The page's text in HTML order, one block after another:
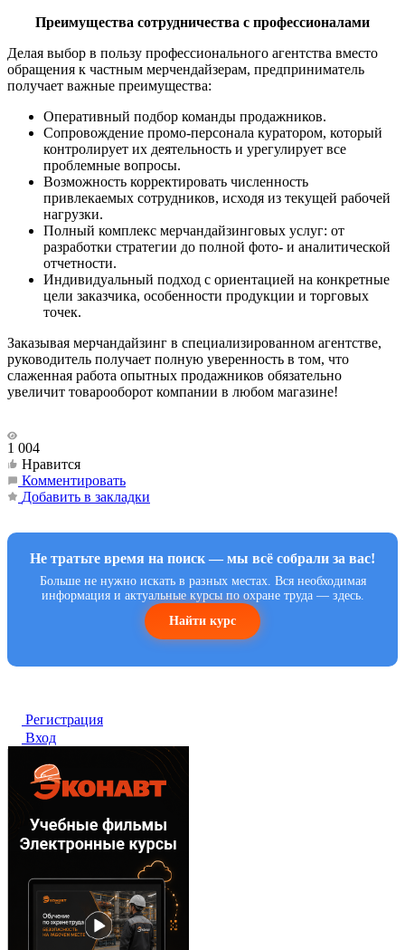
Преимущества сотрудничества с профессионалами
Делая выбор в пользу профессионального агентства вместо
обращения к частным мерчендайзерам, предприниматель
получает важные преимущества:
Оперативный подбор команды продажников.
Сопровождение промо-персонала куратором, который
контролирует их деятельность и урегулирует все
проблемные вопросы.
Возможность корректировать численность
привлекаемых сотрудников, исходя из текущей рабочей
нагрузки.
Полный комплекс мерчандайзинговых услуг: от
разработки стратегии до полной фото- и аналитической
отчетности.
Индивидуальный подход с ориентацией на конкретные
цели заказчика, особенности продукции и торговых
точек.
Заказывая мерчандайзинг в специализированном агентстве,
руководитель получает полную уверенность в том, что
слаженная работа опытных продажников обязательно
увеличит товарооборот компании в любом магазине!
1 004
Нравится
Комментировать
Добавить в закладки
Не тратьте время на поиск — мы всё собрали за вас!
Больше не нужно искать в разных местах. Вся необходимая
информация и актуальные курсы по охране труда — здесь.
Найти курс
Регистрация
Вход